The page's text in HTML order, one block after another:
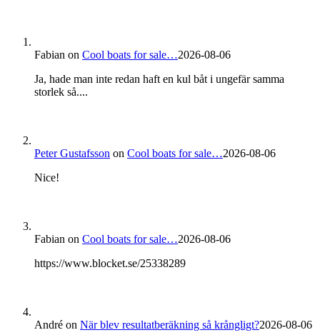
Fabian on Cool boats for sale…2026-08-06
Ja, hade man inte redan haft en kul båt i ungefär samma
storlek så....
Peter Gustafsson on Cool boats for sale…2026-08-06
Nice!
Fabian on Cool boats for sale…2026-08-06
https://www.blocket.se/25338289
André on När blev resultatberäkning så krångligt?2026-08-06